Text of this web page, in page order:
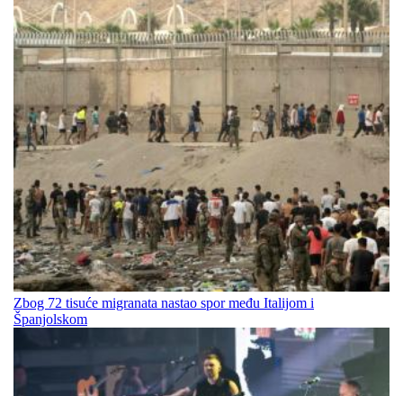
Zbog 72 tisuće migranata nastao spor među Italijom i
Španjolskom